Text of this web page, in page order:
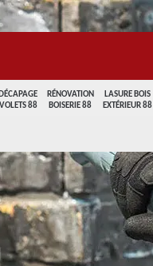
DÉCAPAGE
VOLETS 88
RÉNOVATION
BOISERIE 88
LASURE BOIS
EXTÉRIEUR 88